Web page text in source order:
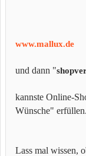
www.mallux.de
und dann "
kannste Online-
Wünsche" erfüllen.
Lass mal wissen,